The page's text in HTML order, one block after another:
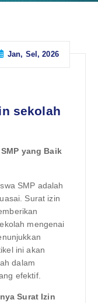
Jan, Sel, 2026
sekolah
yang Baik
SMP adalah
Surat izin
mengenai
ini akan
dalam
efektif.
Surat Izin